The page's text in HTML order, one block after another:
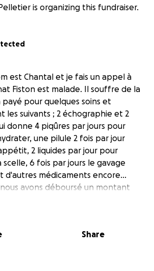
is organizing this fundraiser.
est Chantal et je fais un appel à
Fiston est malade. Il souffre de la
payé pour quelques soins et
les suivants ; 2 échographie et 2
donne 4 piqûres par jours pour
une pilule 2 fois par jour
2 liquides par jour pour
scelle, 6 fois par jours le gavage
d'autres médicaments encore...
avons déboursé un montant
J'aimerais vraiment pouvoir le
Share